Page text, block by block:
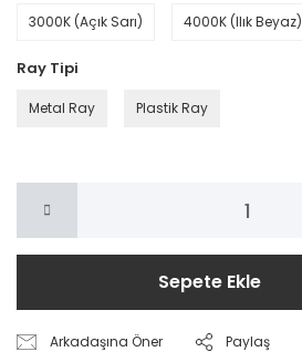
3000K (Açık Sarı) 4000K (Ilık Beyaz)
Ray Tipi
Metal Ray Plastik Ray
Sepete Ekle
Arkadaşına Öner Paylaş